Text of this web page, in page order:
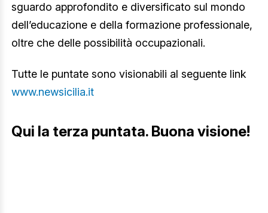
sguardo approfondito e diversificato sul mondo
dell’educazione e della formazione professionale,
oltre che delle possibilità occupazionali.
Tutte le puntate sono visionabili al seguente link
www.newsicilia.it
Qui la terza puntata. Buona visione!